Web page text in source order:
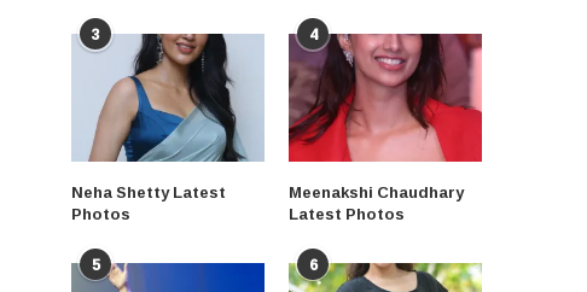
3
Neha Shetty Latest
Photos
4
Meenakshi Chaudhary
Latest Photos
5 6